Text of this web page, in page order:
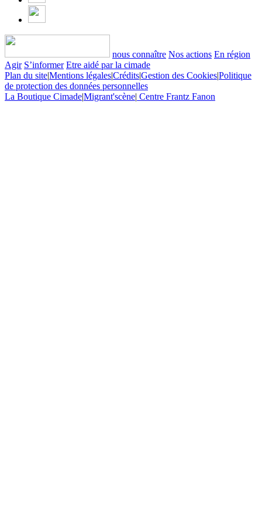
nous connaître Nos actions En région
Agir S’informer Etre aidé par la cimade
Plan du site|Mentions légales|Crédits|Gestion des Cookies|Politique
de protection des données personnelles
La Boutique Cimade|Migrant'scène| Centre Frantz Fanon